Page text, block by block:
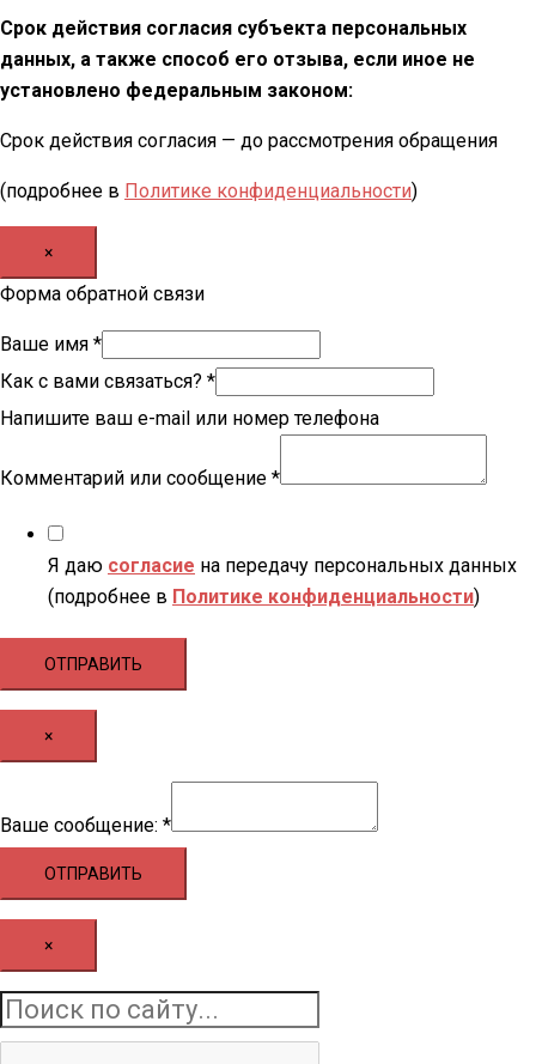
Срок действия согласия субъекта персональных
данных, а также способ его отзыва, если иное не
установлено федеральным законом:
Срок действия согласия — до рассмотрения обращения
(подробнее в Политике конфиденциальности)
×
Форма обратной связи
Ваше имя *
Как с вами связаться? *
Напишите ваш e-mail или номер телефона
Комментарий или сообщение *
Я даю согласие на передачу персональных данных
(подробнее в Политике конфиденциальности)
ОТПРАВИТЬ
×
сообщение:
Ваше сообщение: *
ОТПРАВИТЬ
×